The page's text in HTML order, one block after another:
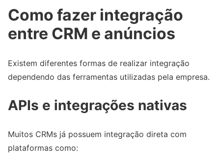
Como fazer integração
entre CRM e anúncios
Existem diferentes formas de realizar integração
dependendo das ferramentas utilizadas pela empresa.
APIs e integrações nativas
Muitos CRMs já possuem integração direta com
plataformas como: